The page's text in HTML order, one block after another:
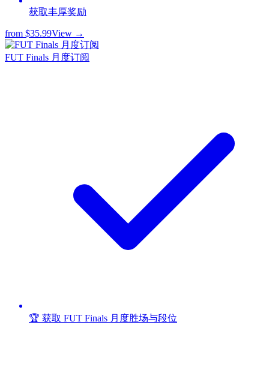
获取丰厚奖励
from $35.99View →
FUT Finals 月度订阅
🏆 获取 FUT Finals 月度胜场与段位